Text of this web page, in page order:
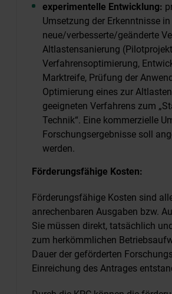
experimentelle Entwicklung:
Umsetzung der Erkenntnisse in
neue/verbesserte/geänderte
Altlastensanierung
Verfahrensoptimierung,
Marktreife, Prüfung der
Optimierung eines zur
geeigneten Verfahrens zum
Technik“. Eine kommerzielle
Forschungsergebnisse soll
werden.
Förderungsfähige Kosten:
Förderungsfähige Kosten sind
anrechenbaren Ausgaben bzw.
Sie müssen direkt, tatsächlich
zum herkömmlichen
Dauer der geförderten
Einreichung des Antrages